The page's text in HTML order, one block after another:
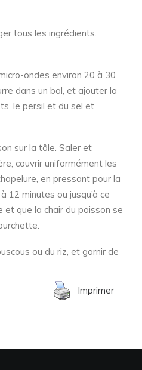
tous les ingrédients.
ondes environ 20 à 30
dans un bol, et ajouter la
le persil et du sel et
sur la tôle. Saler et
couvrir uniformément les
en pressant pour la
12 minutes ou jusqu’à ce
et que la chair du poisson se
ou du riz, et garnir de
Imprimer